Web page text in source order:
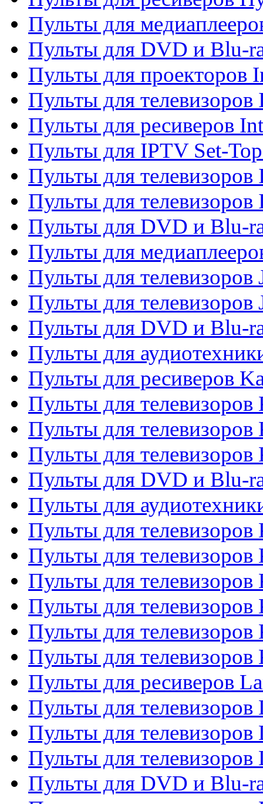
Пульты для
Пульты для DVD и Blu-
Пульты для проекторов
Пульты для
Пульты для ресиверов
Пульты для IPTV Set-
Пульты для телевизоров
Пульты для телевизоров
Пульты для DVD и Blu-
Пульты для
Пульты для телевизоров
Пульты для телевизоров
Пульты для DVD и Blu-
Пульты для
Пульты для ресиверов
Пульты для телевизоров
Пульты для телевизоров
Пульты для телевизоров
Пульты для DVD и Blu-
Пульты для
Пульты для
Пульты для телевизоров
Пульты для телевизоров
Пульты для телевизоров
Пульты для
Пульты для
Пульты для ресиверов
Пульты для телевизоров
Пульты для телевизоров
Пульты для телевизоров
Пульты для DVD и Blu-